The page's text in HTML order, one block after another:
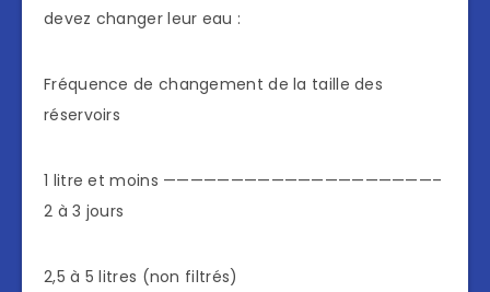
devez changer leur eau :
Fréquence de changement de la taille des
réservoirs
1 litre et moins ————————————————————–
2 à 3 jours
2,5 à 5 litres (non filtrés)